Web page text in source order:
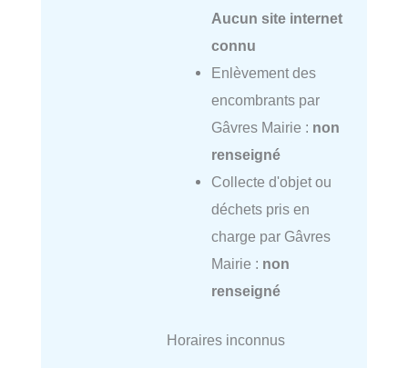
Aucun site internet
connu
Enlèvement des
encombrants par
Gâvres Mairie : non
renseigné
Collecte d'objet ou
déchets pris en
charge par Gâvres
Mairie : non
renseigné
Horaires inconnus